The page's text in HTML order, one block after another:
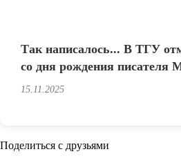
Так написалось... В ТГУ
со дня рождения писателя
15.11.2025
Поделиться с друзьями